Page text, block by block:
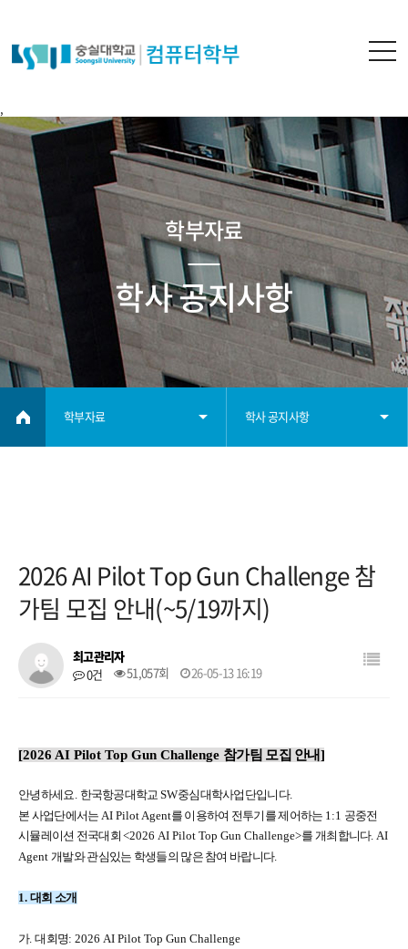
,
학부자료
학사 공지사항
학부자료
학부자료
대학원
학사 공지사항
장학요건
2026 AI Pilot Top Gun Challenge 참
가팀 모집 안내(~5/19까지)
최고관리자
0건
51,057회 26-05-13 16:19
[2026 AI Pilot Top Gun Challenge 참가팀 모집 안내]
안녕하세요. 한국항공대학교 SW중심대학사업단입니다.
본 사업단에서는 AI Pilot Agent를 이용하여 전투기를 제어하는 1:1 공중전
시뮬레이션 전국대회<2026 AI Pilot Top Gun Challenge>를 개최합니다.AI
Agent 개발와 관심있는 학생들의 많은 참여 바랍니다.
1. 대회 소개
가.대회명: 2026 AI Pilot Top Gun Challenge